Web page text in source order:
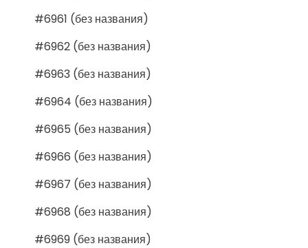
#6961 (без названия)
#6962 (без названия)
#6963 (без названия)
#6964 (без названия)
#6965 (без названия)
#6966 (без названия)
#6967 (без названия)
#6968 (без названия)
#6969 (без названия)